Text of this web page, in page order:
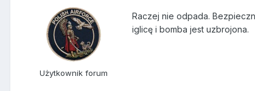
Użytkownik forum
Raczej nie odpada.
iglicę i bomba jest uzbrojona.